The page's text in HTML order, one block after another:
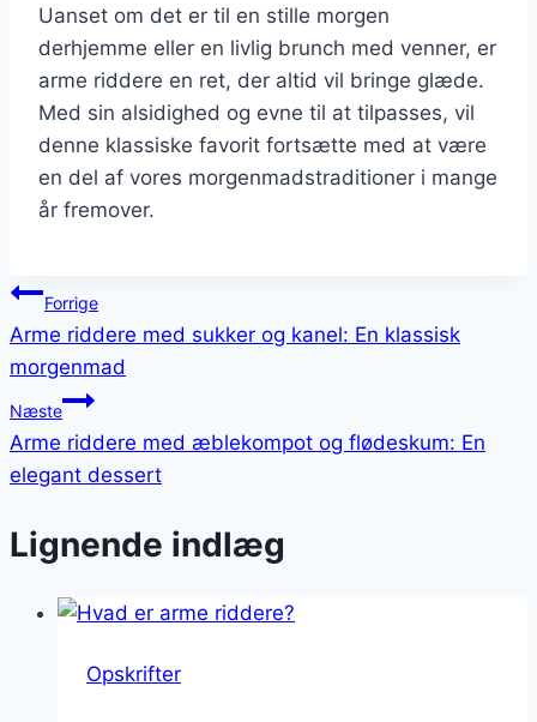
Uanset om det er til en stille morgen
derhjemme eller en livlig brunch med venner, er
arme riddere en ret, der altid vil bringe glæde.
Med sin alsidighed og evne til at tilpasses, vil
denne klassiske favorit fortsætte med at være
en del af vores morgenmadstraditioner i mange
år fremover.
Indlægsnavigation
Forrige
Arme riddere med sukker og kanel: En klassisk
morgenmad
Næste
Arme riddere med æblekompot og flødeskum: En
elegant dessert
Lignende indlæg
Opskrifter